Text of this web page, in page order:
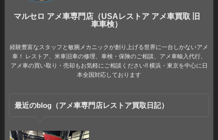
マルセロ アメ車専門店（USAレストア アメ車買取 旧
車車検）
経験豊富なスタッフと敏腕メカニックが創り上げる世界に一台しかないアメ
車！ レストア、米車旧車の修理、車検・保険のご相談、アメ車輸入代行、
アメ車の買い取り・売却もお気軽にご相談ください!! 横浜・東京を中心に日
本全国対応しております
最近のblog（アメ車専門店レストア買取日記）